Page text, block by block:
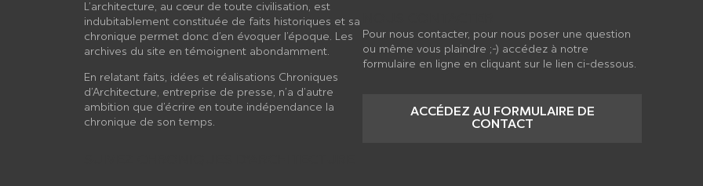
L’architecture, au cœur de toute civilisation, est
indubitablement constituée de faits historiques et sa
chronique permet donc d’en évoquer l’époque. Les
archives du site en témoignent abondamment.
En relatant faits, idées et réalisations Chroniques
d’Architecture, entreprise de presse, n’a d’autre
ambition que d’écrire en toute indépendance la
chronique de son temps.
Pour nous contacter, pour nous poser une question
ou même vous plaindre ;-) accédez à notre
formulaire en ligne en cliquant sur le lien ci-dessous.
ACCÉDEZ AU FORMULAIRE DE
CONTACT